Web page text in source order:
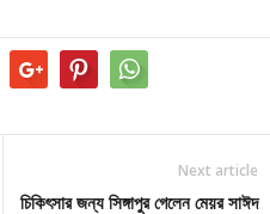
Next article
চিকিৎসার জন্য সিঙ্গাপুর গেলেন মেয়র সাঈদ